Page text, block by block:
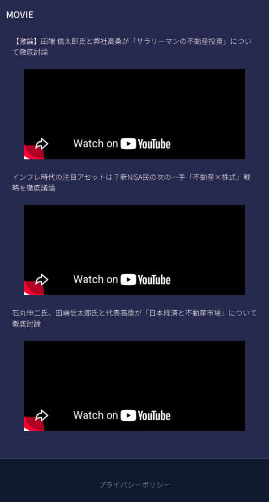
MOVIE
【激論】田端 信太郎氏と弊社高桑が「サラリーマンの不動産投資」につい
て徹底討論
インフレ時代の注目アセットは？新NISA民の次の一手「不動産×株式」戦
略を徹底議論
石丸伸二氏、田端信太郎氏と代表高桑が「日本経済と不動産市場」について
徹底討論
プライバシーポリシー